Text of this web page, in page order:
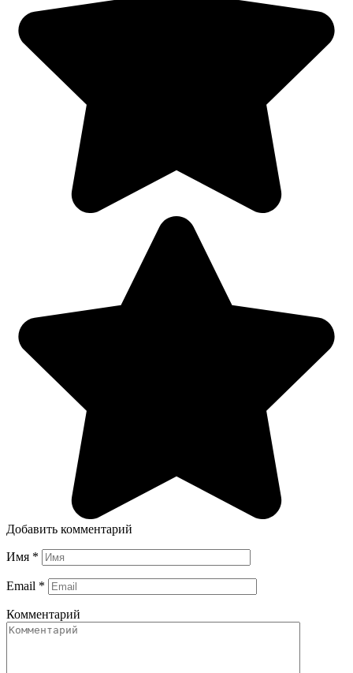
Добавить комментарий
Имя *
Email *
Комментарий